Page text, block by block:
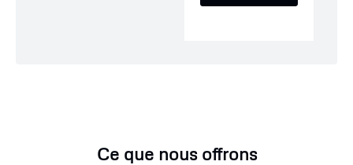
Ce que nous offrons